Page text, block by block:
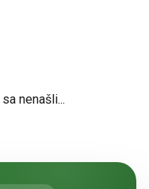
sa nenašli...